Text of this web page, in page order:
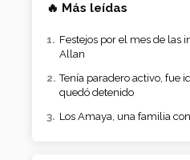
🔥 Más leídas
Festejos por el mes de las
Allan
Tenía paradero activo, fue
quedó detenido
Los Amaya, una familia